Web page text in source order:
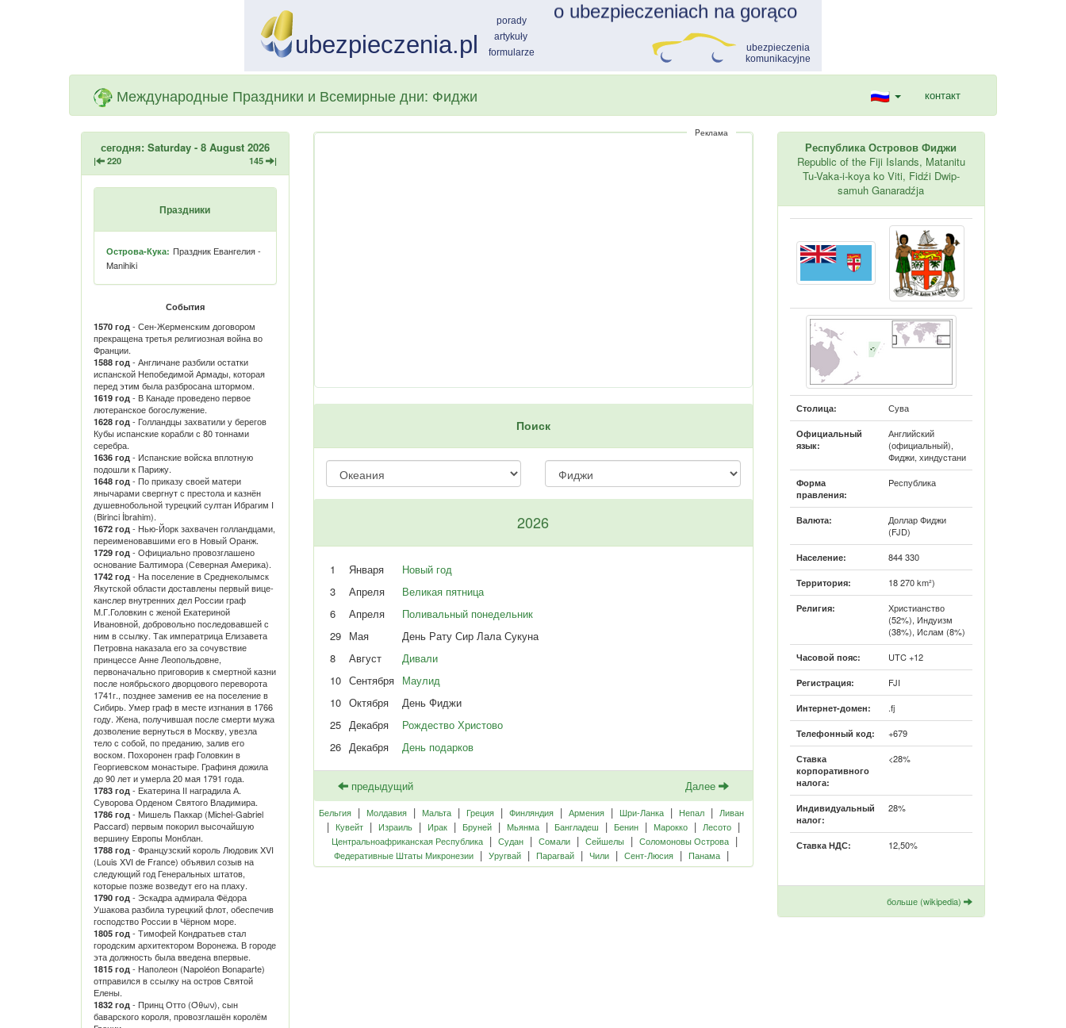
Международные Праздники и Всемирные дни: Фиджи контакт
сегодня: Saturday - 8 August 2026
| 220 145 |
Праздники
Острова-Кука: Праздник Евангелия -
Manihiki
События
1570 год - Сен-Жерменским договором
прекращена третья религиозная война во
Франции.
1588 год - Англичане разбили остатки
испанской Непобедимой Армады, которая
перед этим была разбросана штормом.
1619 год - В Канаде проведено первое
лютеранское богослужение.
1628 год - Голландцы захватили у берегов
Кубы испанские корабли с 80 тоннами
серебра.
1636 год - Испанские войска вплотную
подошли к Парижу.
1648 год - По приказу своей матери
янычарами свергнут с престола и казнён
душевнобольной турецкий султан Ибрагим I
(Birinci İbrahim).
1672 год - Нью-Йорк захвачен голландцами,
переименовавшими его в Новый Оранж.
1729 год - Официально провозглашено
основание Балтимора (Северная Америка).
1742 год - На поселение в Среднеколымск
Якутской области доставлены первый вице-
канслер внутренних дел России граф
М.Г.Головкин с женой Екатериной
Ивановной, добровольно последовавшей с
ним в ссылку. Так императрица Елизавета
Петровна наказала его за сочувствие
принцессе Анне Леопольдовне,
первоначально приговорив к смертной казни
после ноябрьского дворцового переворота
1741г., позднее заменив ее на поселение в
Сибирь. Умер граф в месте изгнания в 1766
году. Жена, получившая после смерти мужа
дозволение вернуться в Москву, увезла
тело с собой, по преданию, залив его
воском. Похоронен граф Головкин в
Георгиевском монастыре. Графиня дожила
до 90 лет и умерла 20 мая 1791 года.
1783 год - Екатерина II наградила А.
Суворова Орденом Святого Владимира.
1786 год - Мишель Паккар (Michel-Gabriel
Paccard) первым покорил высочайшую
вершину Европы Монблан.
1788 год - Французский король Людовик XVI
(Louis XVI de France) объявил созыв на
следующий год Генеральных штатов,
которые позже возведут его на плаху.
1790 год - Эскадра адмирала Фёдора
Ушакова разбила турецкий флот, обеспечив
господство России в Чёрном море.
1805 год - Тимофей Кондратьев стал
городским архитектором Воронежа. В городе
эта должность была введена впервые.
1815 год - Наполеон (Napoléon Bonaparte)
отправился в ссылку на остров Святой
Елены.
1832 год - Принц Отто (Όθων), сын
баварского короля, провозглашён королём
Pеклама
Поиск
2026
1 Января
Новый год
3
Апреля
Великая пятница
6
Апреля
Поливальный понедельник
29
Мая
День Рату Сир Лала Сукуна
8
Август
Дивали
10 Сентября
Маулид
10 Октября
День Фиджи
25 Декабря
Рождество Христово
26 Декабря День подарков
предыдущий Далее
Бельгия | Молдавия | Мальта | Греция | Финляндия | Армения | Шри-Ланка | Непал | Ливан
| Кувейт| Израиль| Ирак| Бруней| Мьянма| Бангладеш | Бенин| Марокко| Лесото|
Центральноафриканская Республика | Судан | Сомали | Сейшелы | Соломоновы Острова |
Федеративные Штаты Микронезии | Уругвай | Парагвай | Чили | Сент-Люсия | Панама |
Республика Островов Фиджи
Republic of the Fiji Islands, Matanitu
Tu-Vaka-i-koya ko Viti, Fidźi Dwip-
samuh Ganaradźja
Столица: Сува
Официальный
язык:
Английский
(официальный),
Фиджи, хиндустани
Форма
правления:
Pеспублика
Валюта:
Доллар Фиджи
(FJD)
Население: 844 330
Территория: 18 270 km²)
Религия:
Христианство
(52%), Индуизм
(38%), Ислам (8%)
Часовой пояс: UTC +12
Pегистрация: FJI
Интернет-домен: .fj
Телефонный код: +679
Ставка
корпоративного
налога:
<28%
Индивидуальный
налог:
28%
Ставка НДС: 12,50%
больше (wikipedia)